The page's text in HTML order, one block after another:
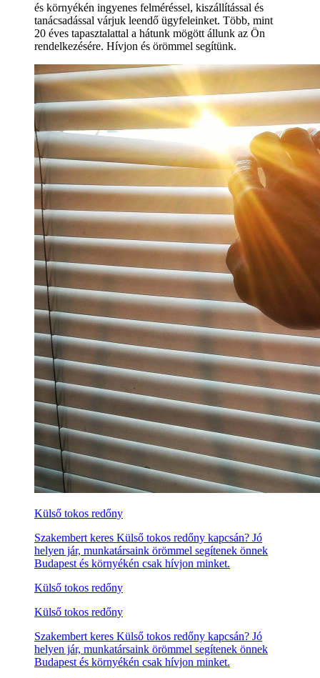
és környékén ingyenes felméréssel, kiszállítással és
tanácsadással várjuk leendő ügyfeleinket. Több, mint
20 éves tapasztalattal a hátunk mögött állunk az Ön
rendelkezésére. Hívjon és örömmel segítünk.
Külső tokos redőny
Szakembert keres Külső tokos redőny kapcsán? Jó
helyen jár, munkatársaink örömmel segítenek önnek
Budapest és környékén csak hívjon minket.
Külső tokos redőny
Külső tokos redőny
Szakembert keres Külső tokos redőny kapcsán? Jó
helyen jár, munkatársaink örömmel segítenek önnek
Budapest és környékén csak hívjon minket.